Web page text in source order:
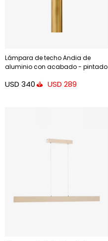
Lámpara de techo Andia de
aluminio con acabado - pintado
USD 340 USD 289